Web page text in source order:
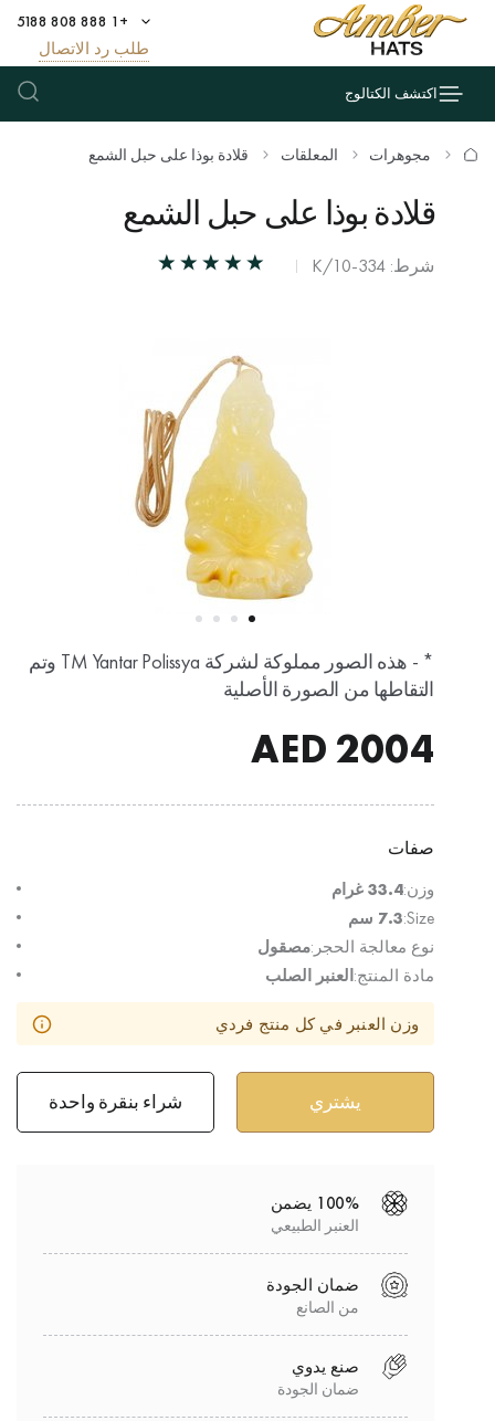
+1 888 808 5188
طلب رد الاتصال
اكتشف الكتالوج
مجوهرات المعلقات قلادة بوذا على حبل الشمع
قلادة بوذا على حبل الشمع
شرط: К/10-334
* - هذه الصور مملوكة لشركة TM Yantar Polissya وتم
التقاطها من الصورة الأصلية
2004
صفات
وزن:33.4 غرام
Size: 7.3 سم
نوع معالجة الحجر:مصقول
مادة المنتج:العنبر الصلب
وزن العنبر في كل منتج فردي
شراء بنقرة واحدة
100% يضمن
العنبر الطبيعي
ضمان الجودة
من الصانع
صنع يدوي
ضمان الجودة